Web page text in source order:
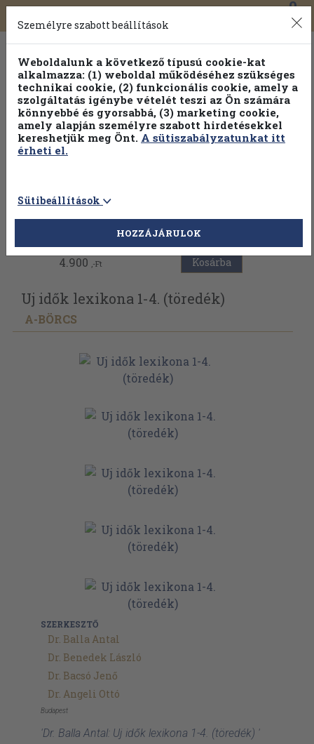
Toggle
navigation
0
Válogasson több mint 30 000 kötet közül
Hobbi témakörökben20% kedvezménnyel!
Vissza az előző oldalra
4.900 ,-Ft Kosárba
Uj idők lexikona 1-4. (töredék)
A-BÖRCS
SZERKESZTŐ
Dr. Balla Antal
Dr. Benedek László
Dr. Bacsó Jenő
Dr. Angeli Ottó
Budapest
'Dr. Balla Antal: Uj idők lexikona 1-4. (töredék) '
Személyre szabott beállítások
Weboldalunk a következő típusú cookie-kat
alkalmazza: (1) weboldal működéséhez szükséges
technikai cookie, (2) funkcionális cookie, amely a
szolgáltatás igénybe vételét teszi az Ön számára
könnyebbé és gyorsabbá, (3) marketing cookie,
amely alapján személyre szabott hirdetésekkel
kereshetjük meg Önt. A sütiszabályzatunkat itt
érheti el.
Sütibeállítások
HOZZÁJÁRULOK